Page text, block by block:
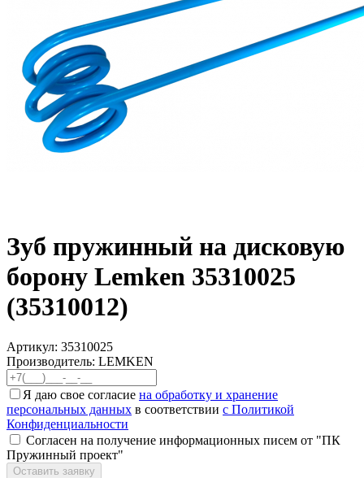
Зуб пружинный на дисковую
борону Lemken 35310025
(35310012)
Артикул: 35310025
Производитель: LEMKEN
Я даю свое согласие на обработку и хранение
персональных данных в соответствии с Политикой
Конфиденциальности
Согласен на получение информационных писем от "ПК
Пружинный проект"
Оставить заявку